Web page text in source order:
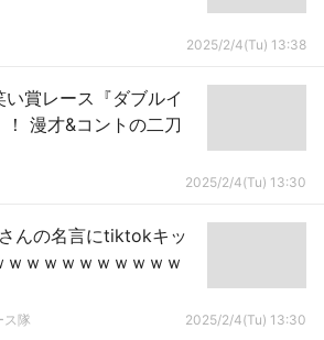
2025/2/4(Tu) 13:38
賞レース『ダブルイ
漫才&コントの二刀
2025/2/4(Tu) 13:30
んの名言にtiktokキッ
ｗｗｗｗｗｗｗｗｗ
ス隊 2025/2/4(Tu) 13:30